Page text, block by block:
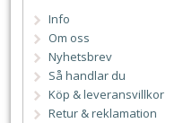
Info
Om oss
Nyhetsbrev
Så handlar du
Köp & leveransvillkor
Retur & reklamation